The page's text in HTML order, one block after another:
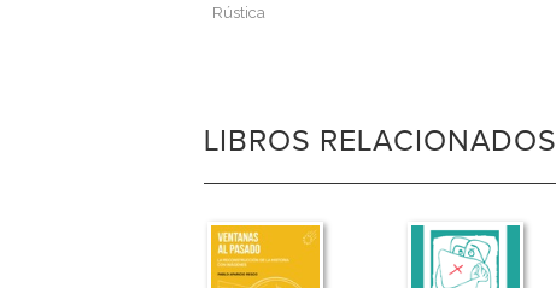
Rústica
LIBROS RELACIONADOS